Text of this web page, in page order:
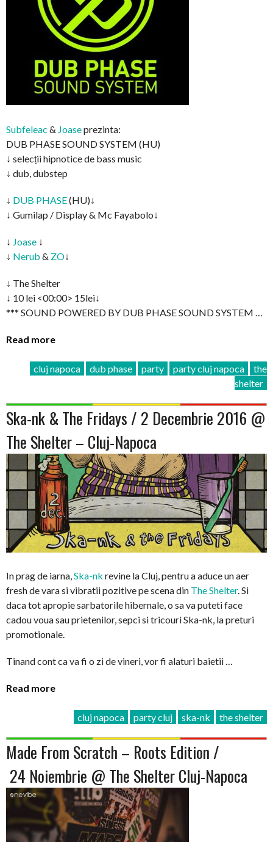
Subfeleac & Joaseprezinta:
DUB PHASE SOUND SYSTEM (HU)
↓ selecții hipnotice de bass music
↓ dub, dubstep
↓ DUB PHASE(HU)↓
↓ Gumilap / Display & Mc Fayabolo↓
↓ Joase ↓
↓ Nerub & ZO↓
↓ The Shelter
↓ 10 lei <00:00> 15lei↓
*** SOUND POWERED BY DUB PHASE SOUND SYSTEM …
Read more
cluj napoca dub phase party party cluj napoca
the
shelter
Ska-nk & The Fridays / 2 Decembrie 2016 @
The Shelter – Cluj-Napoca
In prag de iarna,Ska-nk revine la Cluj, pentru a aduce un aer
fresh de vara si vibratii pozitive pe scena din The Shelter. Si
daca tot apropie sarbatorile hibernale, o sa va puteti face
cadou voua sau prietenilor, sepci si tricouri Ska-nk, la preturi
promotionale.
Tinand cont ca va fi o zi de vineri, vor fi alaturi baietii …
Read more
cluj napoca party cluj ska-nk the shelter
Made From Scratch – Roots Edition /
24 Noiembrie @ The Shelter Cluj-Napoca